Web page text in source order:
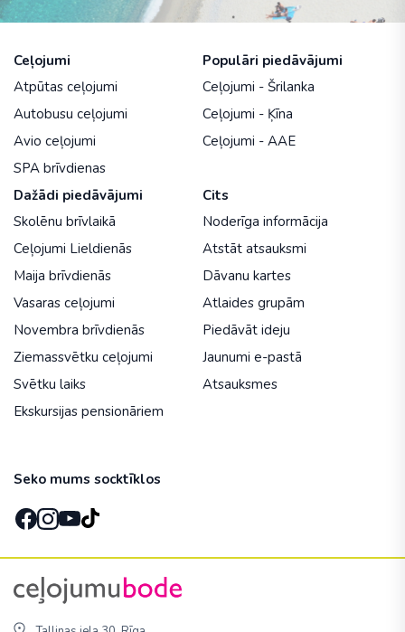
Ceļojumi
Atpūtas ceļojumi
Autobusu ceļojumi
Avio ceļojumi
SPA brīvdienas
Populāri piedāvājumi
Ceļojumi - Šrilanka
Ceļojumi - Ķīna
Ceļojumi - AAE
Dažādi piedāvājumi
Skolēnu brīvlaikā
Ceļojumi Lieldienās
Maija brīvdienās
Vasaras ceļojumi
Novembra brīvdienās
Ziemassvētku ceļojumi
Svētku laiks
Ekskursijas pensionāriem
Cits
Noderīga informācija
Atstāt atsauksmi
Dāvanu kartes
Atlaides grupām
Piedāvāt ideju
Jaunumi e-pastā
Atsauksmes
Seko mums socktīklos